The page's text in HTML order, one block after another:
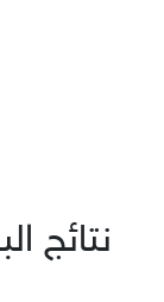
نتائج